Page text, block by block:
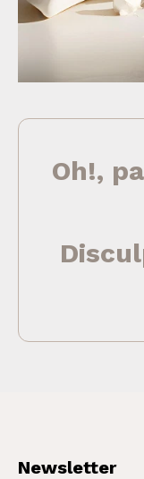
Oh!,
Newsletter